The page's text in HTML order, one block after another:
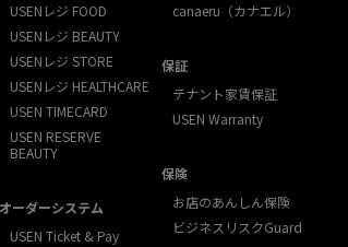
USENレジ FOOD
USENレジ BEAUTY
USENレジ STORE
USENレジ HEALTHCARE
USEN TIMECARD
USEN RESERVE
BEAUTY
オーダーシステム
USEN Ticket & Pay
canaeru（カナエル）
保証
テナント家賃保証
USEN Warranty
保険
お店のあんしん保険
ビジネスリスクGuard